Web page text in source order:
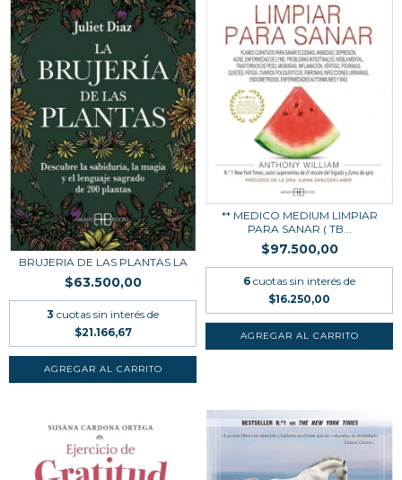
BRUJERIA DE LAS PLANTAS LA
$63.500,00
3 cuotas sin interés de
$21.166,67
** MEDICO MEDIUM LIMPIAR
PARA SANAR ( TB...
$97.500,00
6 cuotas sin interés de
$16.250,00